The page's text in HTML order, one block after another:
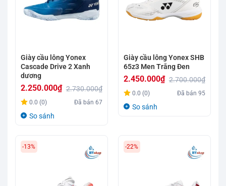
Giày cầu lông Yonex
Cascade Drive 2 Xanh
dương
2.730.000₫
Giá
gốc
2.250.000₫
Giá
hiện
2.250.000₫.
0.0 (0) Đã bán67
So sánh
Giày cầu lông Yonex SHB
65z3 Men Trắng Đen
2.700.000₫
Giá
gốc
2.450.000₫
Giá
hiện
2.450.000₫.
0.0 (0) Đã bán95
So sánh
-13% -22%